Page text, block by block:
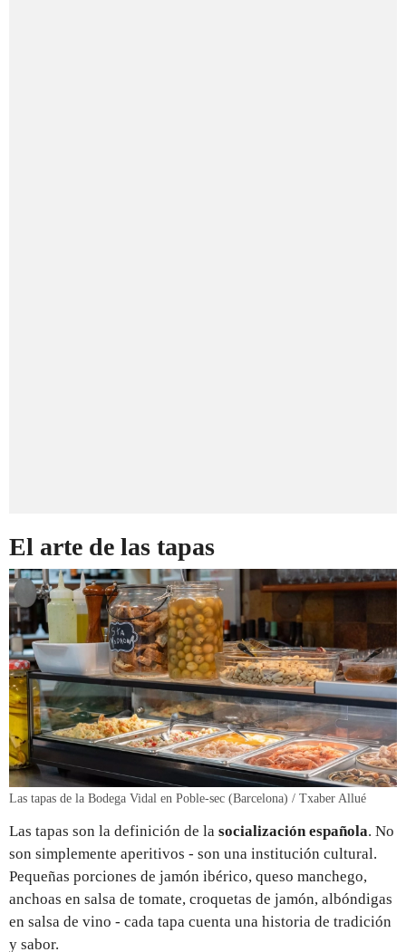
El arte de las tapas
Las tapas de la Bodega Vidal en Poble-sec (Barcelona) / Txaber Allué
Las tapas son la definición de la socialización española. No
son simplemente aperitivos - son una institución cultural.
Pequeñas porciones de jamón ibérico, queso manchego,
anchoas en salsa de tomate, croquetas de jamón, albóndigas
en salsa de vino - cada tapa cuenta una historia de tradición
y sabor.